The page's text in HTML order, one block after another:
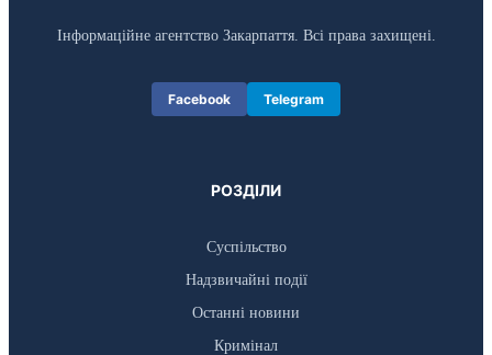
Інформаційне агентство Закарпаття. Всі права захищені.
Facebook Telegram
РОЗДІЛИ
Суспільство
Надзвичайні події
Останні новини
Кримінал